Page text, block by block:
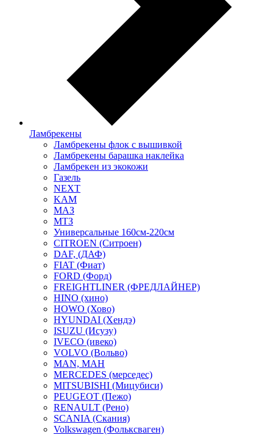
Ламбрекены
Ламбрекены флок с вышивкой
Ламбрекены барашка наклейка
Ламбрекен из экокожи
Газель
NEXT
KAM
МАЗ
МТЗ
Универсальные 160см-220см
CITROEN (Ситроен)
DAF, (ДАФ)
FIAT (Фиат)
FORD (Форд)
FREIGHTLINER (ФРЕДЛАЙНЕР)
HINO (хино)
HOWO (Хово)
HYUNDAI (Хендэ)
ISUZU (Исузу)
IVECO (ивеко)
VOLVO (Вольво)
MAN, МАН
MERCEDES (мерседес)
MITSUBISHI (Мицубиси)
PEUGEOT (Пежо)
RENAULT (Рено)
SCANIA (Скания)
Volkswagen (Фольксваген)